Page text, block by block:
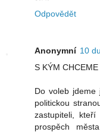
Odpovědět
Anonymní 10
S KÝM
Do voleb
politickou
zastupiteli,
prospěch